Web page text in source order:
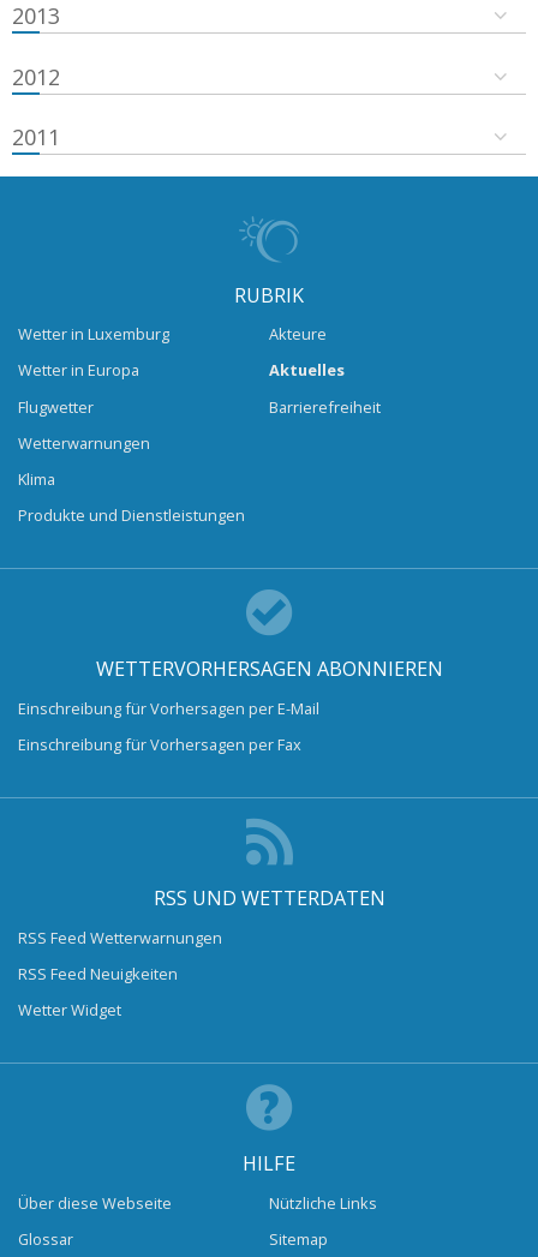
2013
2012
2011
RUBRIK
Wetter in Luxemburg
Wetter in Europa
Flugwetter
Wetterwarnungen
Klima
Produkte und Dienstleistungen
Akteure
Aktuelles
Barrierefreiheit
WETTERVORHERSAGEN ABONNIEREN
Einschreibung für Vorhersagen per E-Mail
Einschreibung für Vorhersagen per Fax
RSS UND WETTERDATEN
RSS Feed Wetterwarnungen
RSS Feed Neuigkeiten
Wetter Widget
HILFE
Über diese Webseite
Glossar
Nützliche Links
Sitemap